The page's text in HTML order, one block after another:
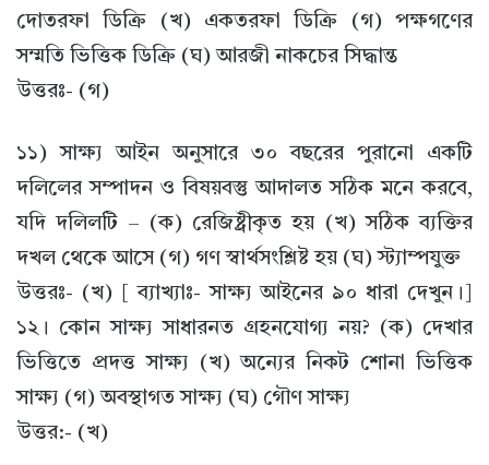
দোতরফা ডিক্রি (খ) একতরফা ডিক্রি (গ) পক্ষগণের
সম্মতি ভিত্তিক ডিক্রি (ঘ) আরজী নাকচের সিদ্ধান্ত
উত্তরঃ- (গ)
১১) সাক্ষ্য আইন অনুসারে ৩০ বছরের পুরানো একটি
দলিলের সম্পাদন ও বিষয়বস্তু আদালত সঠিক মনে করবে,
যদি দলিলটি – (ক) রেজিষ্ট্রীকৃত হয় (খ) সঠিক ব্যক্তির
দখল থেকে আসে (গ) গণ স্বার্থসংশ্লিষ্ট হয় (ঘ) স্ট্যাম্পযুক্ত
উত্তরঃ- (খ) [ ব্যাখ্যাঃ- সাক্ষ্য আইনের ৯০ ধারা দেখুন।]
১২। কোন সাক্ষ্য সাধারনত গ্রহনযোগ্য নয়? (ক) দেখার
ভিত্তিতে প্রদত্ত সাক্ষ্য (খ) অন্যের নিকট শোনা ভিত্তিক
সাক্ষ্য (গ) অবস্থাগত সাক্ষ্য (ঘ) গৌণ সাক্ষ্য
উত্তর:- (খ)